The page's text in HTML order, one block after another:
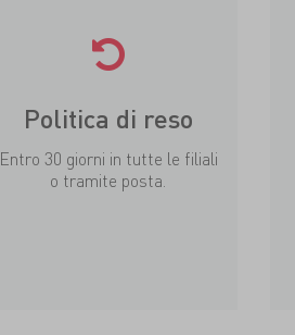
Politica di reso
Entro 30 giorni in tutte le filiali
o tramite posta.